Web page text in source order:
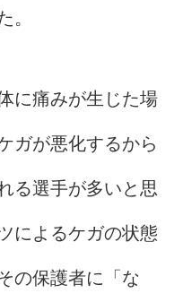
。
に痛みが生じた場
ガが悪化するから
る選手が多いと思
によるケガの状態
の保護者に「な